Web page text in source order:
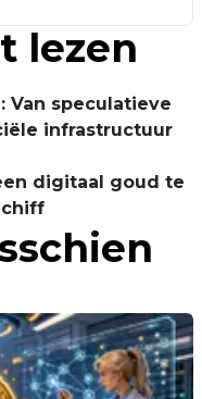
lezen
Van speculatieve
infrastructuur
digitaal goud te